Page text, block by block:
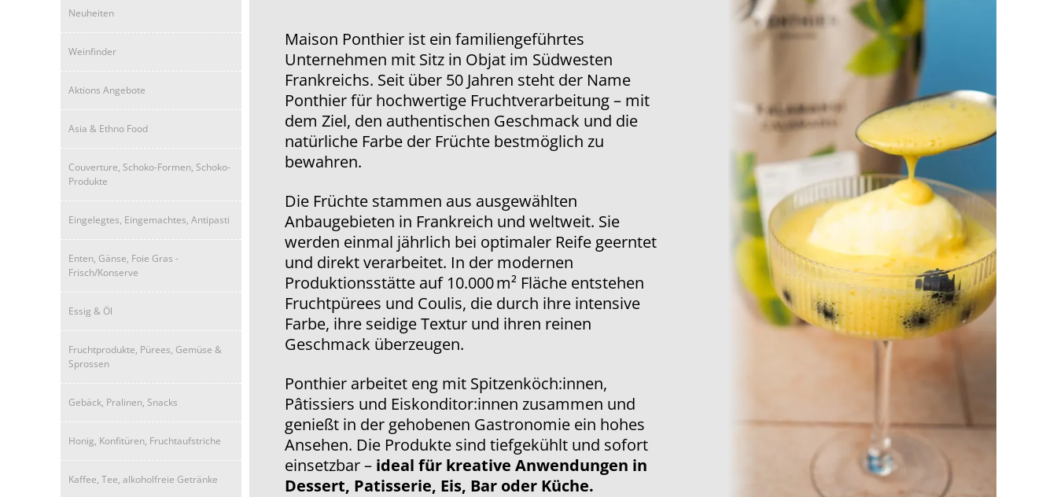
Neuheiten
Weinfinder
Aktions Angebote
Asia & Ethno Food
Couverture, Schoko-Formen, Schoko-
Produkte
Eingelegtes, Eingemachtes, Antipasti
Enten, Gänse, Foie Gras -
Frisch/Konserve
Essig & Öl
Fruchtprodukte, Pürees, Gemüse &
Sprossen
Gebäck, Pralinen, Snacks
Honig, Konfitüren, Fruchtaufstriche
Kaffee, Tee, alkoholfreie Getränke
Maison Ponthier ist ein familiengeführtes
Unternehmen mit Sitz in Objat im Südwesten
Frankreichs. Seit über 50 Jahren steht der Name
Ponthier für hochwertige Fruchtverarbeitung – mit
dem Ziel, den authentischen Geschmack und die
natürliche Farbe der Früchte bestmöglich zu
bewahren.
Die Früchte stammen aus ausgewählten
Anbaugebieten in Frankreich und weltweit. Sie
werden einmal jährlich bei optimaler Reife geerntet
und direkt verarbeitet. In der modernen
Produktionsstätte auf 10.000 m² Fläche entstehen
Fruchtpürees und Coulis, die durch ihre intensive
Farbe, ihre seidige Textur und ihren reinen
Geschmack überzeugen.
Ponthier arbeitet eng mit Spitzenköch:innen,
Pâtissiers und Eiskonditor:innen zusammen und
genießt in der gehobenen Gastronomie ein hohes
Ansehen. Die Produkte sind tiefgekühlt und sofort
einsetzbar – ideal für kreative Anwendungen in
Dessert, Patisserie, Eis, Bar oder Küche.